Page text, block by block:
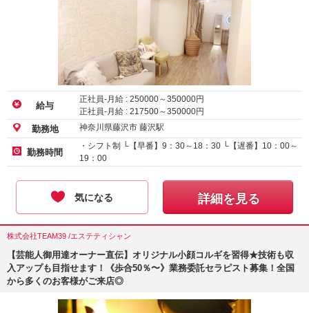
給与
正社員-月給 : 250000～350000円
正社員-月給 : 217500～350000円
勤務地 神奈川県藤沢市 藤沢駅
勤務時間
・シフト制 └【早番】9：30～18：30 └【遅番】10：00～
19：00
気になる 詳細を見る
株式会社TEAM39 /エステティシャン
【芸能人御用達オーナー直伝】オリジナル小顔コルギを習得★技術も収
入アップも目指せます！《歩合50％〜》業務委託セラピスト募集！全国
から多くのお客様がご来店◎